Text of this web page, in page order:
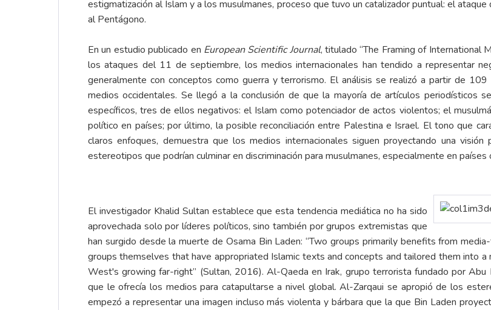
estigmatización al Islam y a los musulmanes, proceso que tuvo un catalizador puntual: el
al Pentágono.
En un estudio publicado en European Scientific Journal, titulado “The Framing of International
los ataques del 11 de septiembre, los medios internacionales han tendido a representar
generalmente con conceptos como guerra y terrorismo. El análisis se realizó a partir de 109
medios occidentales. Se llegó a la conclusión de que la mayoría de artículos periodísticos
específicos, tres de ellos negativos: el Islam como potenciador de actos violentos; el
político en países; por último, la posible reconciliación entre Palestina e Israel. El tono que
claros enfoques, demuestra que los medios internacionales siguen proyectando una
estereotipos que podrían culminar en discriminación para musulmanes, especialmente en países
El investigador Khalid Sultan establece que esta tendencia mediática no ha sido
aprovechada solo por líderes políticos, sino también por grupos extremistas que
han surgido desde la muerte de Osama Bin Laden: “Two groups primarily benefits from
groups themselves that have appropriated Islamic texts and concepts and tailored them into
West's growing far-right” (Sultan, 2016). Al-Qaeda en Irak, grupo terrorista fundado por Abu
que le ofrecía los medios para catapultarse a nivel global. Al-Zarqaui se apropió de los
empezó a representar una imagen incluso más violenta y bárbara que la que Bin Laden